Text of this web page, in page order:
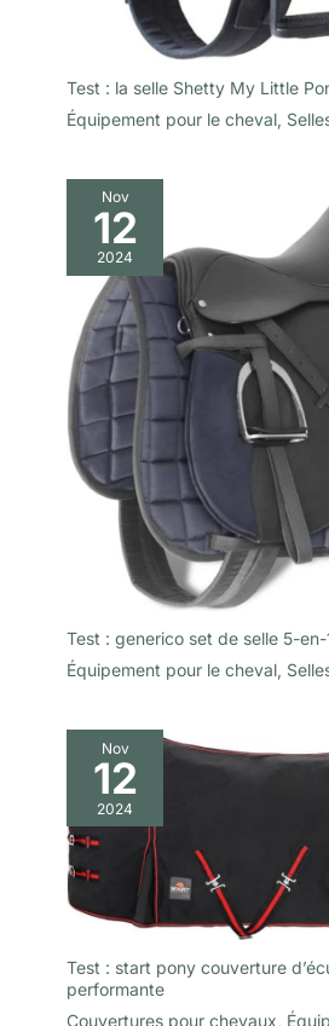
Test : la selle Shetty My Little
Équipement pour le cheval,
Nov
12
2024
Test : generico set de selle 5-
Équipement pour le cheval,
Nov
12
2024
Test : start pony couverture
performante
Couvertures pour chevaux,